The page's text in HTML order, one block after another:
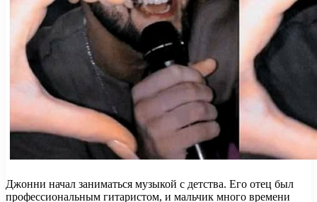
Джонни начал заниматься музыкой с детства. Его отец был
профессиональным гитаристом, и мальчик много времени